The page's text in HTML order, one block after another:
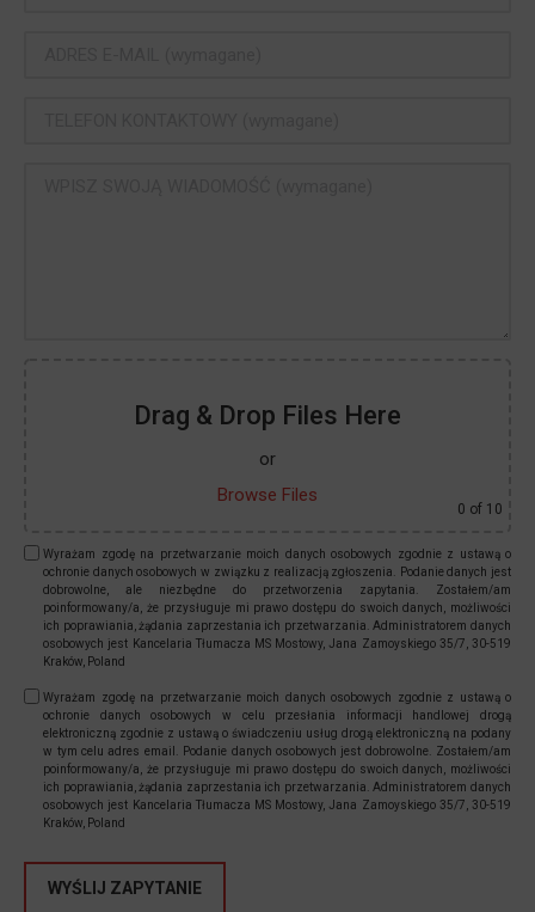
Drag & Drop Files Here
or
Browse Files
0 of 10
Wyrażam zgodę na przetwarzanie moich danych osobowych zgodnie z ustawą o
ochronie danych osobowych w związku z realizacją zgłoszenia. Podanie danych jest
dobrowolne, ale niezbędne do przetworzenia zapytania. Zostałem/am
poinformowany/a, że przysługuje mi prawo dostępu do swoich danych, możliwości
ich poprawiania, żądania zaprzestania ich przetwarzania. Administratorem danych
osobowych jest Kancelaria Tłumacza MS Mostowy, Jana Zamoyskiego 35/7, 30-519
Kraków, Poland
Wyrażam zgodę na przetwarzanie moich danych osobowych zgodnie z ustawą o
ochronie danych osobowych w celu przesłania informacji handlowej drogą
elektroniczną zgodnie z ustawą o świadczeniu usług drogą elektroniczną na podany
w tym celu adres email. Podanie danych osobowych jest dobrowolne. Zostałem/am
poinformowany/a, że przysługuje mi prawo dostępu do swoich danych, możliwości
ich poprawiania, żądania zaprzestania ich przetwarzania. Administratorem danych
osobowych jest Kancelaria Tłumacza MS Mostowy, Jana Zamoyskiego 35/7, 30-519
Kraków, Poland